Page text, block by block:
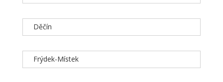
Děčín
Frýdek-Místek